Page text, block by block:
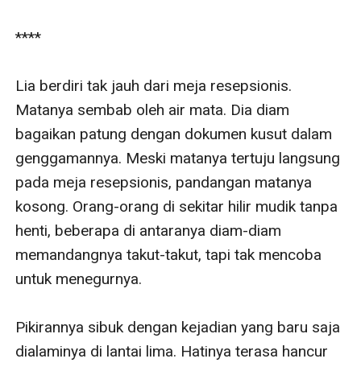
****
Lia berdiri tak jauh dari meja resepsionis.
Matanya sembab oleh air mata. Dia diam
bagaikan patung dengan dokumen kusut dalam
genggamannya. Meski matanya tertuju langsung
pada meja resepsionis, pandangan matanya
kosong. Orang-orang di sekitar hilir mudik tanpa
henti, beberapa di antaranya diam-diam
memandangnya takut-takut, tapi tak mencoba
untuk menegurnya.
Pikirannya sibuk dengan kejadian yang baru saja
dialaminya di lantai lima. Hatinya terasa hancur